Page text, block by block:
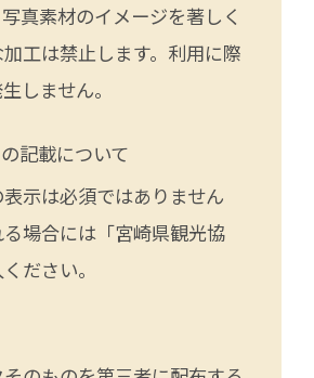
真素材のイメージを著しく
工は禁止します。利用に際
しません。
記載について
示は必須ではありません
場合には「宮崎県観光協
ださい。